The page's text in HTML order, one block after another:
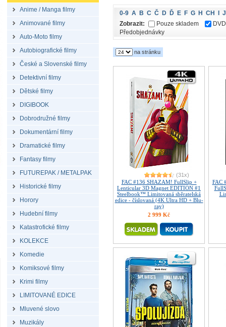
Anime / Manga filmy
Animované filmy
Auto-Moto filmy
Autobiografické filmy
České a Slovenské filmy
Detektivní filmy
Dětské filmy
DIGIBOOK
Dobrodružné filmy
Dokumentární filmy
Dramatické filmy
Fantasy filmy
FUTUREPAK / METALPAK
Historické filmy
Horory
Hudební filmy
Katastrofické filmy
KOLEKCE
Komedie
Komiksové filmy
Krimi filmy
LIMITOVANÉ EDICE
Mluvené slovo
Muzikály
0-9 A B C Č D Ď E F G H CH
J
Zobrazit:
Pouze skladem
DVD
Předobjednávky
na stránku
(31x)
FAC #136 SHAZAM! FullSlip +
Lenticular 3D Magnet EDITION #1
Steelbook™ Limitovaná sběratelská
edice - číslovaná (4K Ultra HD + Blu-
ray)
2 999 Kč
FAC